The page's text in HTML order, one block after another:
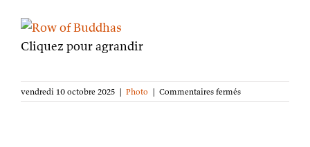
Cliquez pour agrandir
vendredi 10 octobre 2025 | Photo | Commentaires ferméssur
La